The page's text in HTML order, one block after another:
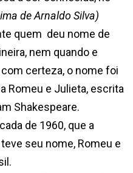
de Arnaldo Silva)
quem deu nome de
nem quando e
certeza, o nome foi
Romeu e Julieta, escrita
Shakespeare.
de 1960, que a
seu nome, Romeu e